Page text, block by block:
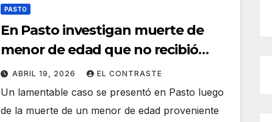
PASTO
En Pasto investigan muerte de
menor de edad que no recibió
atención médica
ABRIL 19, 2026 EL CONTRASTE
Un lamentable caso se presentó en Pasto luego
de la muerte de un menor de edad proveniente